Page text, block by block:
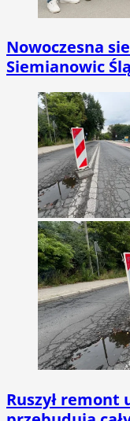
Nowoczesna
Siemianowic
Ruszył remont